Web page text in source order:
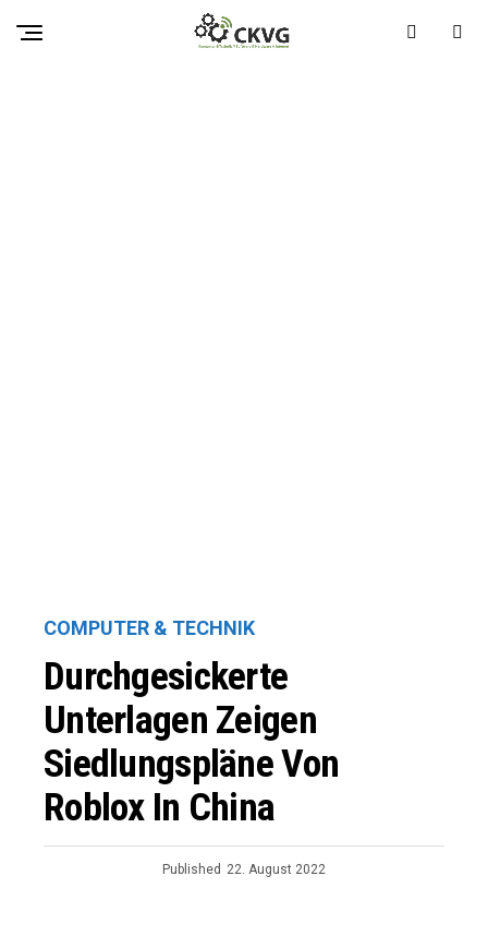
COMPUTER & TECHNIK
Durchgesickerte
Unterlagen Zeigen
Siedlungspläne Von
Roblox In China
Published 22. August 2022